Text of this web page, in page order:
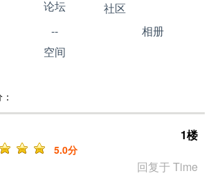
论坛
社区
--
相册
空间
回复于 Time
1楼
5.0分